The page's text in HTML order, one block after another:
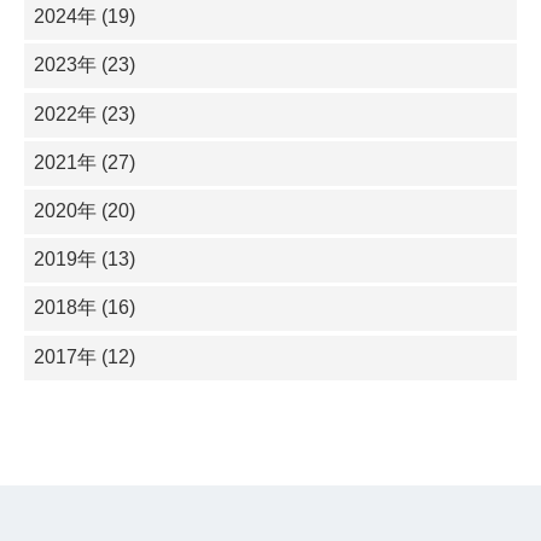
2024年 (19)
2023年 (23)
2022年 (23)
2021年 (27)
2020年 (20)
2019年 (13)
2018年 (16)
2017年 (12)